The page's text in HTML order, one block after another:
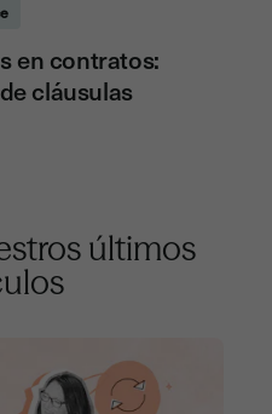
en contratos:
cláusulas
últimos